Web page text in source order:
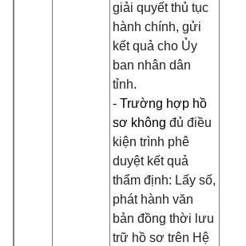
giải quyết thủ tục
hành chính, gửi
kết quả cho Ủy
ban nhân dân
tỉnh.
- Trường hợp hồ
sơ không đủ điều
kiện trình phê
duyệt kết quả
thẩm định: Lấy số,
phát hành văn
bản đồng thời lưu
trữ hồ sơ trên Hệ